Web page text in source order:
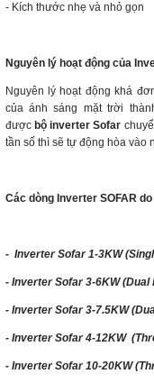
- Kích thước nhẹ và nhỏ gọn
Nguyên lý hoạt động của
Nguyên lý hoạt động khá
của ánh sáng mặt trời
được bộ inverter Sofar
tần số thì sẽ tự động hòa vào
Các dòng Inverter SOFAR
- Inverter Sofar 1-3KW
- Inverter Sofar 3-6KW (Dual
- Inverter Sofar 3-7.5KW
- Inverter Sofar 4-12KW
- Inverter Sofar 10-20KW